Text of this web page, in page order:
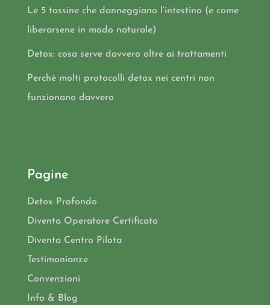
Le 5 tossine che danneggiano l’intestino (e come
liberarsene in modo naturale)
Detox: cosa serve davvero oltre ai trattamenti
Perché molti protocolli detox nei centri non
funzionano davvero
Pagine
Detox Profondo
Diventa Operatore Certificato
Diventa Centro Pilota
Testimonianze
Convenzioni
Info & Blog